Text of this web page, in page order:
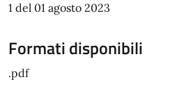
1 del 01 agosto 2023
Formati disponibili
.pdf